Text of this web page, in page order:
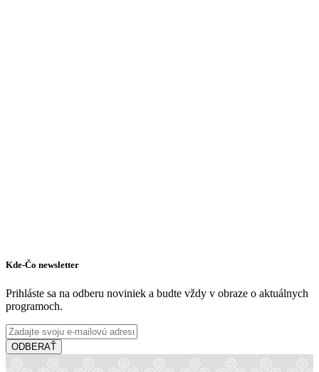
Kde-Čo newsletter
Prihláste sa na odberu noviniek a budte vždy v obraze o aktuálnych
programoch.
ODBERAŤ